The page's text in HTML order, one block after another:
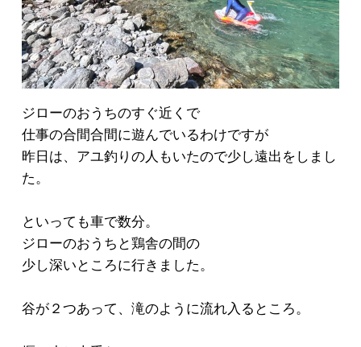
ジローのおうちのすぐ近くで
仕事の合間合間に遊んでいるわけですが
昨日は、アユ釣りの人もいたので少し遠出をしまし
た。
といっても車で数分。
ジローのおうちと鶏舎の間の
少し深いところに行きました。
谷が２つあって、滝のように流れ入るところ。